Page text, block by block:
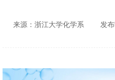
来源：浙江大学化学系 发